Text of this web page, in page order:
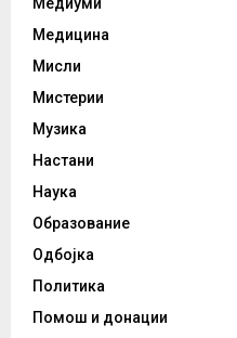
Медицина
Мисли
Мистерии
Музика
Настани
Наука
Образование
Одбојка
Политика
Помош и донации